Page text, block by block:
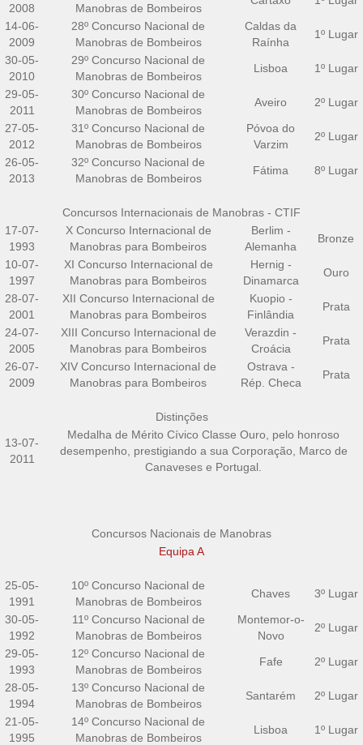
2008 Manobras de Bombeiros
14-06-
2009
28º Concurso Nacional de
Manobras de Bombeiros
Caldas da
Raínha
1º Lugar
30-05-
2010
29º Concurso Nacional de
Manobras de Bombeiros
Lisboa
1º Lugar
29-05-
2011
30º Concurso Nacional de
Manobras de Bombeiros
Aveiro
2º Lugar
27-05-
2012
31º Concurso Nacional de
Manobras de Bombeiros
Póvoa do
Varzim
2º Lugar
26-05-
2013
32º Concurso Nacional de
Manobras de Bombeiros
Fátima 8º Lugar
Concursos Internacionais de Manobras - CTIF
17-07-
1993
X Concurso Internacional de
Manobras para Bombeiros
Berlim -
Alemanha
Bronze
10-07-
1997
XI Concurso Internacional de
Manobras para Bombeiros
Hernig -
Dinamarca
Ouro
28-07-
2001
XII Concurso Internacional de
Manobras para Bombeiros
Kuopio -
Finlândia
Prata
24-07-
2005
XIII Concurso Internacional de
Manobras para Bombeiros
Verazdin -
Croácia
Prata
26-07-
2009
XIV Concurso Internacional de
Manobras para Bombeiros
Ostrava -
Rép. Checa
Prata
Distinções
13-07-
2011
Medalha de Mérito Cívico Classe Ouro, pelo honroso
desempenho, prestigiando a sua Corporação, Marco de
Canaveses e Portugal.
Concursos Nacionais de Manobras
Equipa A
25-05-
1991
10º Concurso Nacional de
Manobras de Bombeiros
Chaves
3º Lugar
30-05-
1992
11º Concurso Nacional de
Manobras de Bombeiros
Montemor-o-
Novo
2º Lugar
29-05-
1993
12º Concurso Nacional de
Manobras de Bombeiros
Fafe
2º Lugar
28-05-
1994
13º Concurso Nacional de
Manobras de Bombeiros
Santarém
2º Lugar
21-05-
1995
14º Concurso Nacional de
Manobras de Bombeiros
Lisboa
1º Lugar